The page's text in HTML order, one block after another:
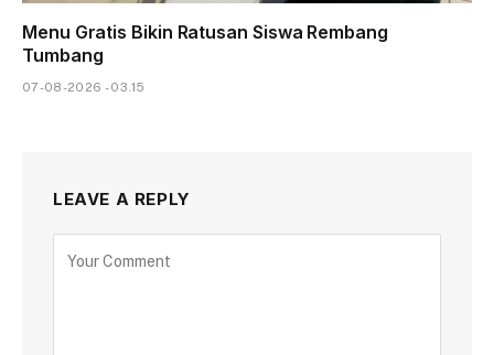
Menu Gratis Bikin Ratusan Siswa Rembang
Tumbang
07-08-2026 - 03.15
LEAVE A REPLY